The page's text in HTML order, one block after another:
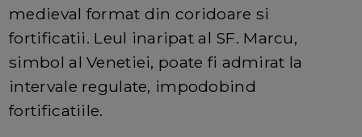
medieval format din coridoare si
fortificatii. Leul inaripat al SF. Marcu,
simbol al Venetiei, poate fi admirat la
intervale regulate, impodobind
fortificatiile.